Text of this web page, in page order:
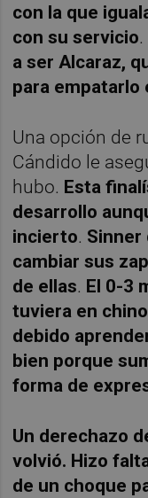
con la que
con su servicio.
a ser Alcaraz,
para empatarlo
Una opción de
Cándido le
hubo. Esta
desarrollo
incierto. Sinner
cambiar sus
de ellas. El 0-3
tuviera en
debido
bien porque
forma de
Un derechazo
volvió. Hizo
de un choque